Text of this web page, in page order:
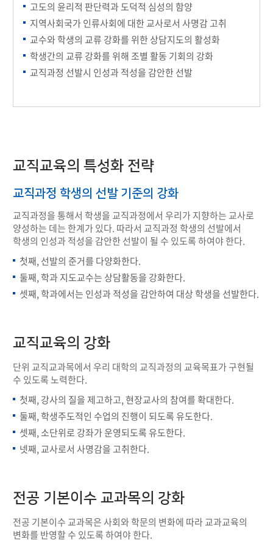
고도의 윤리적 판단력과 도덕적 심성의 함양
지역사회국가 인류사회에 대한 교사로서 사명감 고취
교수와 학생의 교류 강화를 위한 상담지도의 활성화
학생간의 교류 강화를 위해 조별 활동 기회의 강화
교직과정 선발시 인성과 적성을 감안한 선발
교직교육의 특성화 전략
교직과정 학생의 선발 기준의 강화
교직과정을 통해서 학생을 교직과정에서 우리가 지향하는 교사로
양성하는 데는 한계가 있다. 따라서 교직과정 학생의 선발에서
학생의 인성과 적성을 감안한 선발이 될 수 있도록 하여야 한다.
첫째, 선발의 준거를 다양화한다.
둘째, 학과 지도교수는 상담활동을 강화한다.
셋째, 학과에서는 인성과 적성을 감안하여 대상 학생을 선발한다.
교직교육의 강화
단위 교직교과목에서 우리 대학의 교직과정의 교육목표가 구현될
수 있도록 노력한다.
첫째, 강사의 질을 제고하고, 현장교사의 참여를 확대한다.
둘째, 학생주도적인 수업의 진행이 되도록 유도한다.
셋째, 소단위로 강좌가 운영되도록 유도한다.
넷째, 교사로서 사명감을 고취한다.
전공 기본이수 교과목의 강화
전공 기본이수 교과목은 사회와 학문의 변화에 따라 교과교육의
변화를 반영할 수 있도록 하여야 한다.